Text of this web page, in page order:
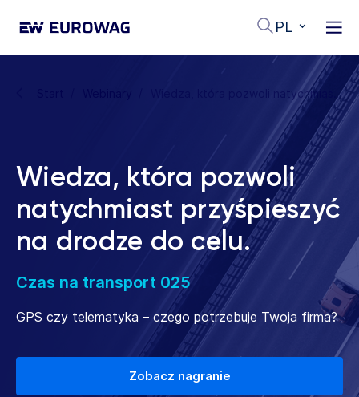
PL
Wiedza, która pozwoli natychmiast przyśpieszyć na drodze do celu.
Wiedza, która pozwoli
natychmiast przyśpieszyć
na drodze do celu.
Czas na transport 025
GPS czy telematyka – czego potrzebuje Twoja firma?
Zobacz nagranie